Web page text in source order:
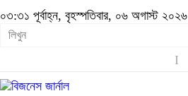
০৩:৩১ পূর্বাহ্ন, বৃহস্পতিবার, ০৬ অগাস্ট ২০২৬